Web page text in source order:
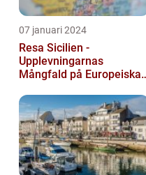
07 januari 2024
Resa Sicilien -
Upplevningarnas
Mångfald på Europeiska